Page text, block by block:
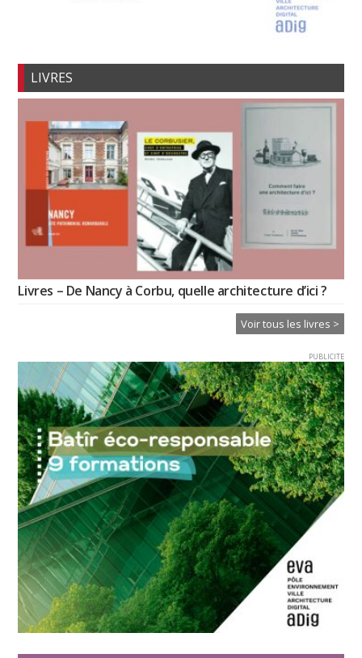
LIVRES
Livres – De Nancy à Corbu, quelle architecture d’ici ?
Voir tous les livres >
PUBLICITE